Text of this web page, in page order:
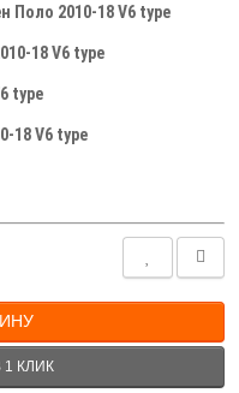
Поло 2010-18 V6 type
18 V6 type
type
18 V6 type
1 КЛИК